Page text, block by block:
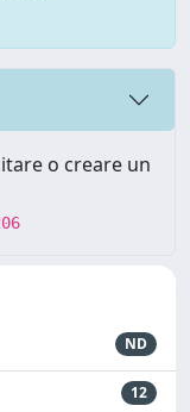
o creare un
ND
12